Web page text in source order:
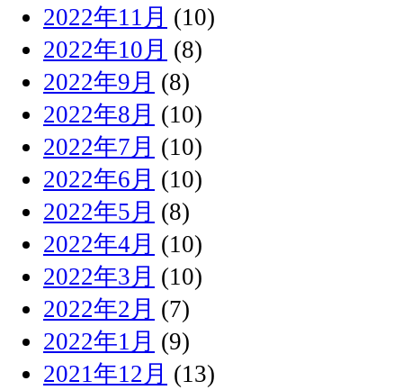
2022年11月 (10)
2022年10月 (8)
2022年9月 (8)
2022年8月 (10)
2022年7月 (10)
2022年6月 (10)
2022年5月 (8)
2022年4月 (10)
2022年3月 (10)
2022年2月 (7)
2022年1月 (9)
2021年12月 (13)